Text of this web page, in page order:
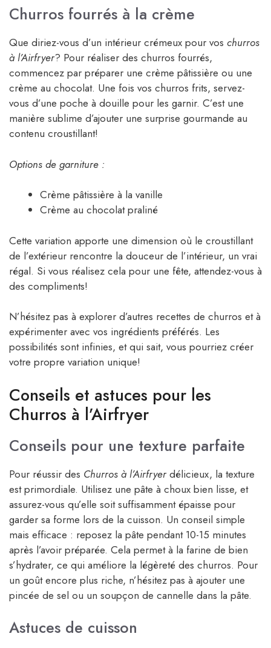
Churros fourrés à la crème
Que diriez-vous d’un intérieur crémeux pour vos churros
à l’Airfryer? Pour réaliser des churros fourrés,
commencez par préparer une crème pâtissière ou une
crème au chocolat. Une fois vos churros frits, servez-
vous d’une poche à douille pour les garnir. C’est une
manière sublime d’ajouter une surprise gourmande au
contenu croustillant!
Options de garniture :
Crème pâtissière à la vanille
Crème au chocolat praliné
Cette variation apporte une dimension où le croustillant
de l’extérieur rencontre la douceur de l’intérieur, un vrai
régal. Si vous réalisez cela pour une fête, attendez-vous à
des compliments!
N’hésitez pas à explorer d’autres recettes de churros et à
expérimenter avec vos ingrédients préférés. Les
possibilités sont infinies, et qui sait, vous pourriez créer
votre propre variation unique!
Conseils et astuces pour les
Churros à l’Airfryer
Conseils pour une texture parfaite
Pour réussir des Churros à l’Airfryerdélicieux, la texture
est primordiale. Utilisez une pâte à choux bien lisse, et
assurez-vous qu’elle soit suffisamment épaisse pour
garder sa forme lors de la cuisson. Un conseil simple
mais efficace : reposez la pâte pendant 10-15 minutes
après l’avoir préparée. Cela permet à la farine de bien
s’hydrater, ce qui améliore la légèreté des churros. Pour
un goût encore plus riche, n’hésitez pas à ajouter une
pincée de sel ou un soupçon de cannelle dans la pâte.
Astuces de cuisson